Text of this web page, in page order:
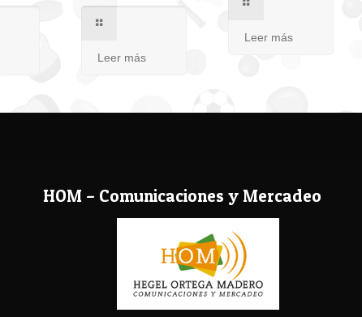
Leer más
Leer más
HOM – Comunicaciones y Mercadeo